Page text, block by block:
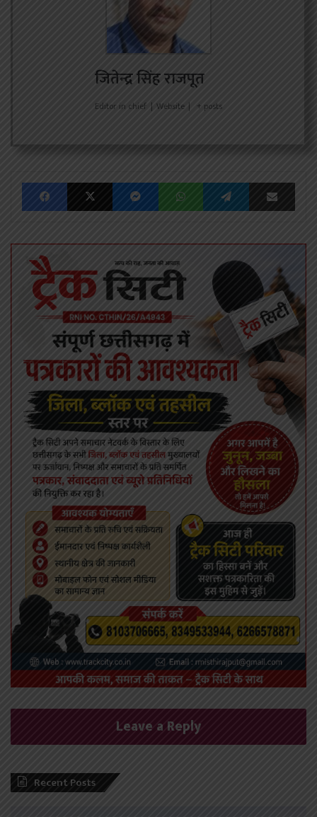
जितेन्द्र सिंह राजपूत
Editor in chief | Website | + posts
FacebookX MessengerWhatsAppTelegram Share via Email
Leave a Reply
Recent Posts